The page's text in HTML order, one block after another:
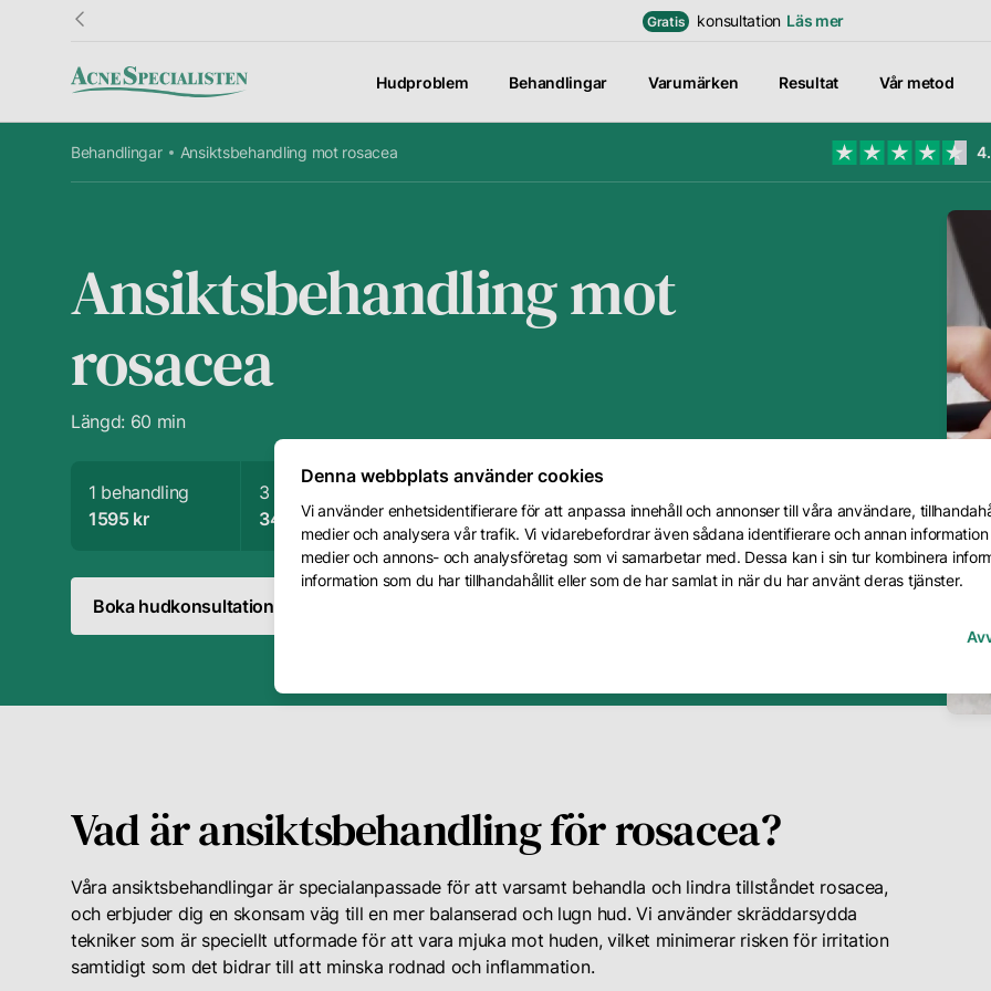
Information
Hudguide
Priser
Kundtjänst
Frågor &
Svar
Företag
Vår metod
Logga in för att se
dina
Gratis konsultation Läs mer
Hudproblem Behandlingar Varumärken Resultat Vår metod
Denna webbplats använder cookies
Vi använder enhetsidentifierare för att anpassa innehåll och annonser till våra användare,
medier och analysera vår trafik. Vi vidarebefordrar även sådana identifierare och annan
medier och annons- och analysföretag som vi samarbetar med. Dessa kan i sin tur kombinera
information som du har tillhandahållit eller som de har samlat in när du har använt deras tjänster.
Behandlingar Ansiktsbehandling mot rosacea
Ansiktsbehandling mot
rosacea
Längd: 60 min
1 behandling
1595 kr
3 behandlingar
3495 kr
1165 kr per behandling
4995 kr
999 kr per behandling
Boka hudkonsultation
Vad är ansiktsbehandling för rosacea?
Våra ansiktsbehandlingar är specialanpassade för att varsamt behandla och lindra tillståndet rosacea,
och erbjuder dig en skonsam väg till en mer balanserad och lugn hud. Vi använder skräddarsydda
tekniker som är speciellt utformade för att vara mjuka mot huden, vilket minimerar risken för irritation
samtidigt som det bidrar till att minska rodnad och inflammation.